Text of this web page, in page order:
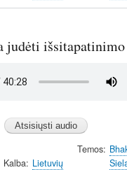
judėti
Kalba Lietuvių
Temos